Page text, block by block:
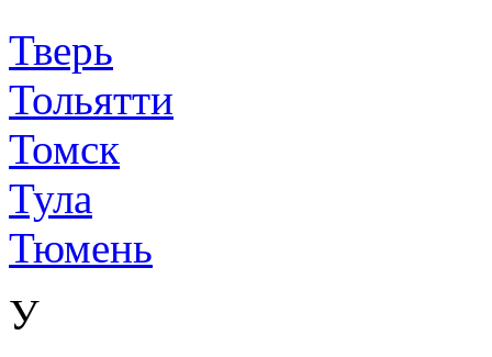
Тверь
Тольятти
Томск
Тула
Тюмень
У